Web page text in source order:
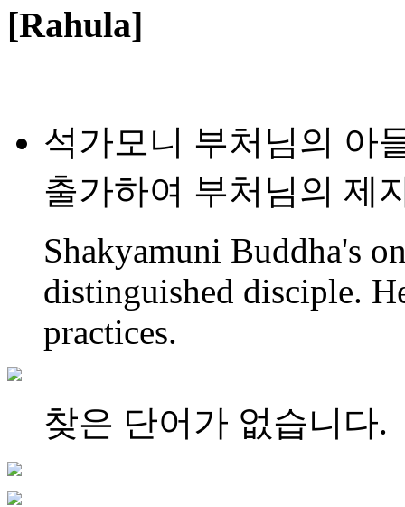
[Rahula]
석가모니 부처님의 아
출가하여 부처님의 제
Shakyamuni Buddha's
distinguished disciple.
practices.
찾은 단어가 없습니다.